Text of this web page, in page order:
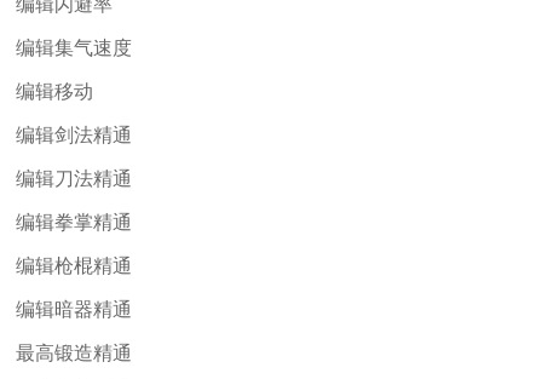
编辑集气速度
编辑移动
编辑剑法精通
编辑刀法精通
编辑拳掌精通
编辑枪棍精通
编辑暗器精通
最高锻造精通